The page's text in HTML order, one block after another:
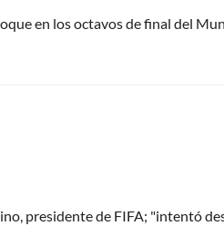
en los octavos de final del
presidente de FIFA; "intentó